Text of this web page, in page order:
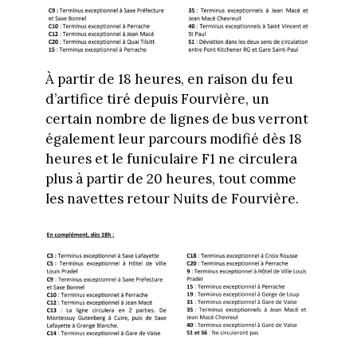
À partir de 18 heures, en raison du feu
d’artifice tiré depuis Fourvière, un
certain nombre de lignes de bus verront
également leur parcours modifié dès 18
heures et le funiculaire F1 ne circulera
plus à partir de 20 heures, tout comme
les navettes retour Nuits de Fourvière.